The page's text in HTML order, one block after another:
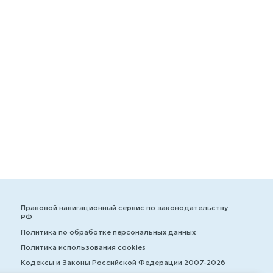
Правовой навигационный сервис по законодательству
РФ
Политика по обработке персональных данных
Политика использования cookies
Кодексы и Законы Российской Федерации 2007-2026